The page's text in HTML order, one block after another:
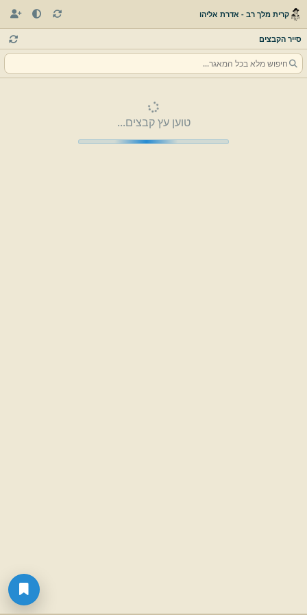
קרית מלך רב - אדרת אליהו
סייר הקבצים
טוען עץ קבצים...